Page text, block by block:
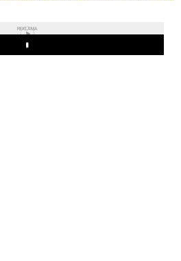
REKLAMA
Play